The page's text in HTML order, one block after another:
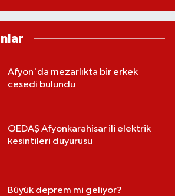
Afyon'da mezarlıkta bir erkek
cesedi bulundu
OEDAŞ Afyonkarahisar ili elektrik
kesintileri duyurusu
Büyük deprem mi geliyor?